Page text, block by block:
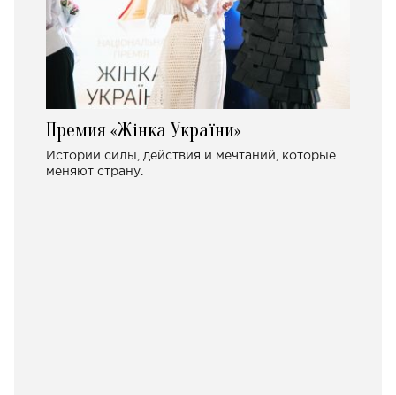
Премия «Жінка України»
Истории силы, действия и мечтаний, которые
меняют страну.